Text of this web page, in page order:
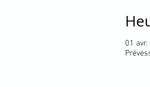
01